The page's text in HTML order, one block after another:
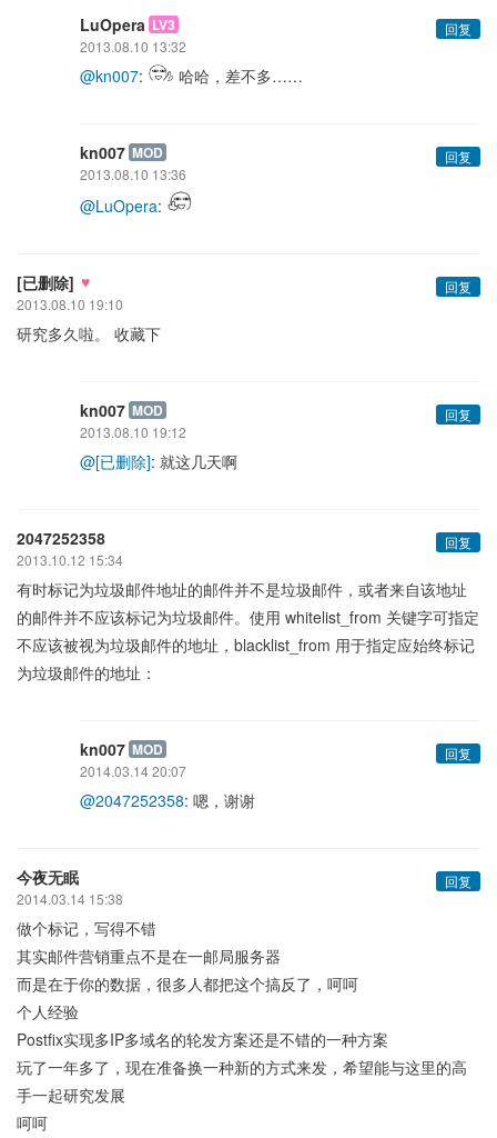
LuOpera LV3
回复
2013.08.10 13:32
@kn007: 哈哈，差不多……
kn007 MOD
回复
2013.08.10 13:36
@LuOpera:
[已删除] ♥
回复
2013.08.10 19:10
研究多久啦。 收藏下
kn007 MOD
回复
2013.08.10 19:12
@[已删除]: 就这几天啊
2047252358
回复
2013.10.12 15:34
有时标记为垃圾邮件地址的邮件并不是垃圾邮件，或者来自该地址
的邮件并不应该标记为垃圾邮件。使用 whitelist_from 关键字可指定
不应该被视为垃圾邮件的地址，blacklist_from 用于指定应始终标记
为垃圾邮件的地址：
kn007 MOD
回复
2014.03.14 20:07
@2047252358: 嗯，谢谢
今夜无眠
回复
2014.03.14 15:38
做个标记，写得不错
其实邮件营销重点不是在一邮局服务器
而是在于你的数据，很多人都把这个搞反了，呵呵
个人经验
Postfix实现多IP多域名的轮发方案还是不错的一种方案
玩了一年多了，现在准备换一种新的方式来发，希望能与这里的高
手一起研究发展
呵呵